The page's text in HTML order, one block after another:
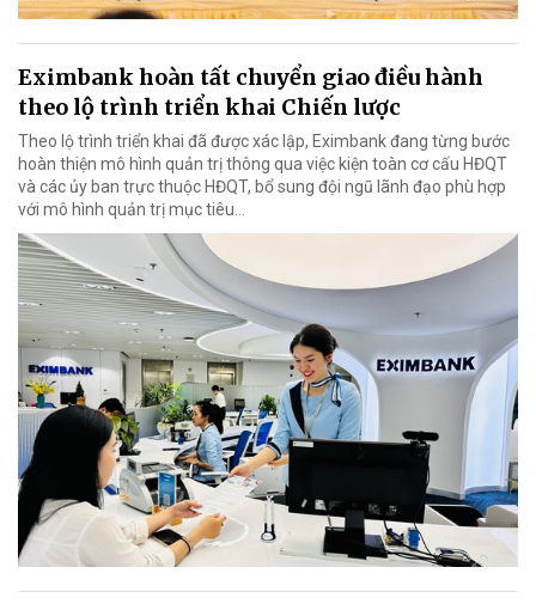
Eximbank hoàn tất chuyển giao điều hành
theo lộ trình triển khai Chiến lược
Theo lộ trình triển khai đã được xác lập, Eximbank đang từng bước
hoàn thiện mô hình quản trị thông qua việc kiện toàn cơ cấu HĐQT
và các ủy ban trực thuộc HĐQT, bổ sung đội ngũ lãnh đạo phù hợp
với mô hình quản trị mục tiêu...